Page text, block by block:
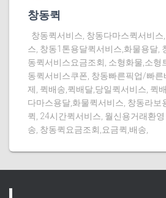
창동퀵
창동퀵서비스, 창동다마스퀵서비
스, 창동1톤용달퀵서비스,화물용달,
동퀵서비스요금조회, 소형화물,소형
동퀵서비스쿠폰, 창동빠른픽업/빠른
제, 퀵배송,퀵배달,당일퀵서비스, 퀵
다마스용달,화물퀵서비스, 창동라보
퀵, 24시간퀵서비스, 월신용거래환
송, 창동퀵요금조회,요금퀵,배송,